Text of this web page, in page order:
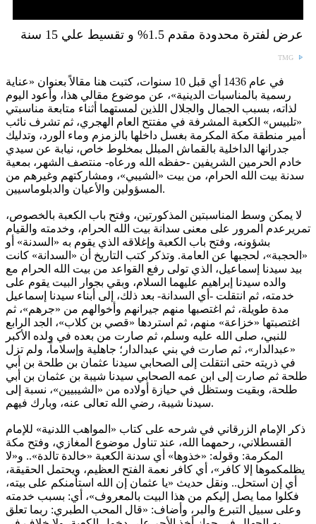
عرض لفترة محدودة مقدم 1.5% و تقسيط علي 15 سنة
TMG
في عام 1436 أي قبل 10 سنوات، كتبت هنا مقالاً بعنوان «عناية
رسمية بالمناسبات الدينية»، عن موضوع مقالي هذا، وأعود اليوم
لذاته، بسبب الجمال والجلال اللذين لمستهما أثناء متابعة مناسبتي
«تلبيس» الكعبة المشرفة في مفتتح العام الهجري، ثم تشرف نائب
أمير منطقة مكة المكرمة بغسل داخلها بالزمزم وماء الورد، وتدليك
جدرانها الداخلية بالقماش المبلل بمخلوط خاص، نيابة عن سيدي
خادم الحرمين الشريفين -حفظه الله ورعاه- منتصف الشهر، بمعية
سدنة بيت الله الحرام، من بيت «الشيبي»، ومشاركتهم وغيرهم من
المسؤولين والأعيان والدبلوماسيين.
لا يمكن وسط المناسبتين المذكورتين، وفتح باب الكعبة بالخصوص،
تمريرعدم المرور على معنى سدانة بيت الله الحرام، وخدمته والقيام
بشؤونه، وفتح باب الكعبة وإغلاقه الذي يقوم به «السدنة» أو
«الحجبة»، لحجبها عن العامة. وتذكر كتب التاريخ أن «السدانة» كانت
بيد سيدنا إسماعيل، الذي تولى رفع القواعد من بيت الله الحرام مع
والده سيدنا إبراهيم عليهما السلام، وبقي بجوار البيت يقوم على
خدمته، ثم انتقلت -أي السدانة- بعد ذلك، إلى أبناء سيدنا إسماعيل
مدة طويلة، ثم اغتصبها منهم جيرانهم وأخوالهم من «جرهم»، ثم
اغتصبتها «خزاعة» منهم، ثم استردها «قصي بن كلاب»، الجد الرابع
للنبي، صلى الله عليه وسلم، ثم صارت من بعده في ولده الأكبر
«عبدالدار»، ثم صارت في بني عبدالدار؛ جاهلية وإسلاماً، ولم تزل
في ذريته حتى انتقلت إلى الصحابي سيدنا عثمان بن طلحة بن أبي
طلحة ثم صارت إلى ابن عمه الصحابي سيدنا شيبة بن عثمان بن أبي
طلحة، وبقيت وستظل في حيازة أولاده من «الشيبيين»، نسبة إلى
سيدنا شيبة، رضي الله تعالى عنه، وبارك فيهم.
ذكر الإمام الزرقاني في شرحه على كتاب «المواهب اللدنية» للإمام
القسطلاني، رحمهما الله، عند تناول موضوع المغازي، وفتح مكة
المكرمة: وقوله: «خذوها» أي سدنة الكعبة «خالدة تالدة».. و«لا
يظلمكموها إلا كافر»، أي كافر نعمة الفتح العظيم، ويحتمل الحقيقة،
أي إن استحل.. ونقل حديث «يا عثمان إن الله استأمنكم على بيته،
فكلوا مما يصل إليكم من هذا البيت بالمعروف»، أي: بسبب خدمته
وعلى سبيل التبرع والبر، وأضاف: «قال المحب الطبري: ربما تعلق